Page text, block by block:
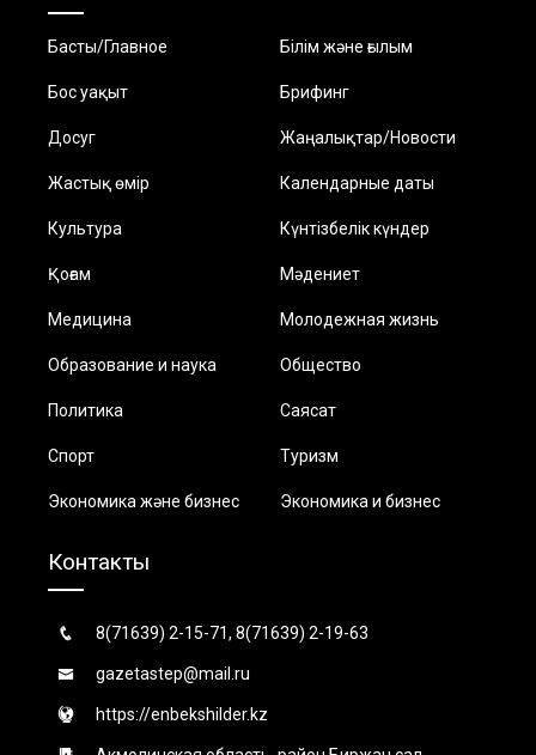
Басты/Главное Білім және ғылым
Бос уақыт Брифинг
Досуг Жаңалықтар/Новости
Жастық өмір Календарные даты
Культура Күнтізбелік күндер
Қоғам Мәдениет
Медицина Молодежная жизнь
Образование и наука Общество
Политика Саясат
Спорт Туризм
Экономика және бизнес Экономика и бизнес
Контакты
8(71639) 2-15-71, 8(71639) 2-19-63
gazetastep@mail.ru
https://enbekshilder.kz